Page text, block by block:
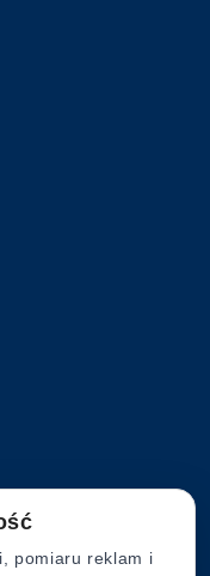
pomiaru reklam i